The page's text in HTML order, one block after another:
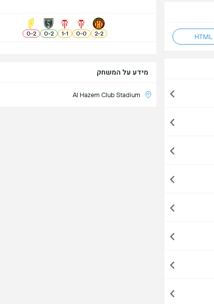
מידע על המשחק
Al Hazem Club Stadium
2
-
2
0
-
0
1
-
1
2
-
0
2
-
0